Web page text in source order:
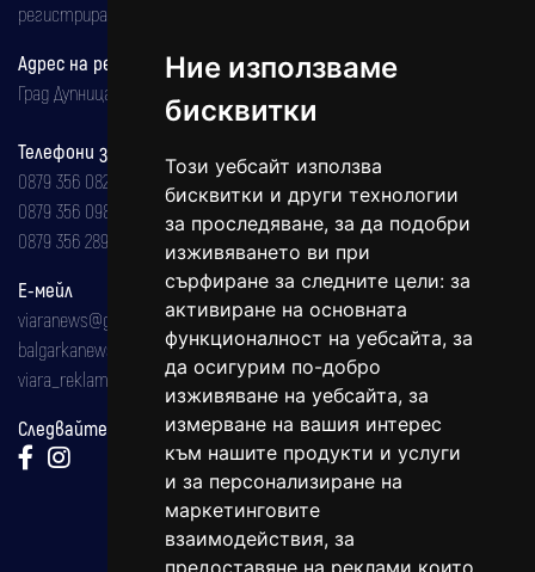
Ние използваме
бисквитки
Този уебсайт използва
бисквитки и други технологии
за проследяване, за да подобри
изживяването ви при
сърфиране за следните цели: за
активиране на основната
функционалност на уебсайта, за
да осигурим по-добро
изживяване на уебсайта, за
измерване на вашия интерес
към нашите продукти и услуги
и за персонализиране на
маркетинговите
взаимодействия, за
предоставяне на реклами които
регистрирана на 08.05.2002 година.
Адрес на редакцията
Град Дупница, ул.''Христо Ботев" 43
Телефони за реклама и абонаменти
0879 356 082
0879 356 098
0879 356 289
Е-мейл
viaranews@gmail.com
balgarkanews@gmail.com
viara_reklama@mail.bg
Следвайте ни: